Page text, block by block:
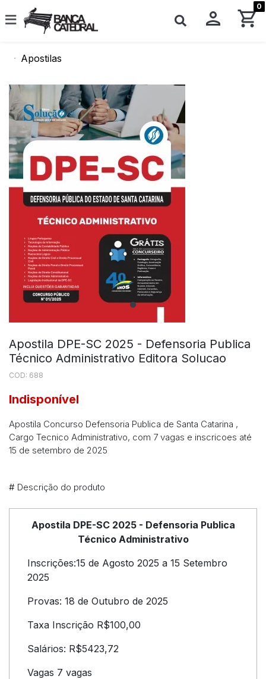
0
Apostilas
Apostila DPE-SC 2025 - Defensoria Publica
Técnico Administrativo Editora Solucao
COD: 688
Indisponível
Apostila Concurso Defensoria Publica de Santa Catarina ,
Cargo Tecnico Administrativo, com 7 vagas e inscricoes até
15 de setembro de 2025
# Descrição do produto
Apostila DPE-SC 2025 - Defensoria Publica
Técnico Administrativo
Inscrições:15 de Agosto 2025 a 15 Setembro
2025
Provas: 18 de Outubro de 2025
Taxa Inscrição R$100,00
Salários: R$5423,72
Vagas 7 vagas